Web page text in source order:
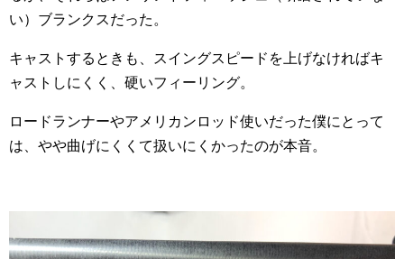
い）ブランクスだった。
キャストするときも、スイングスピードを上げなければキ
ャストしにくく、硬いフィーリング。
ロードランナーやアメリカンロッド使いだった僕にとって
は、やや曲げにくくて扱いにくかったのが本音。